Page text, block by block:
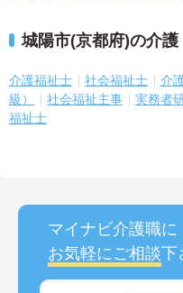
城陽市(京都府)の介
介護福祉士 社会福祉士
介
級）
社会福祉主事 実務者
福祉士
マイナビ介護職に
お気軽にご相談下